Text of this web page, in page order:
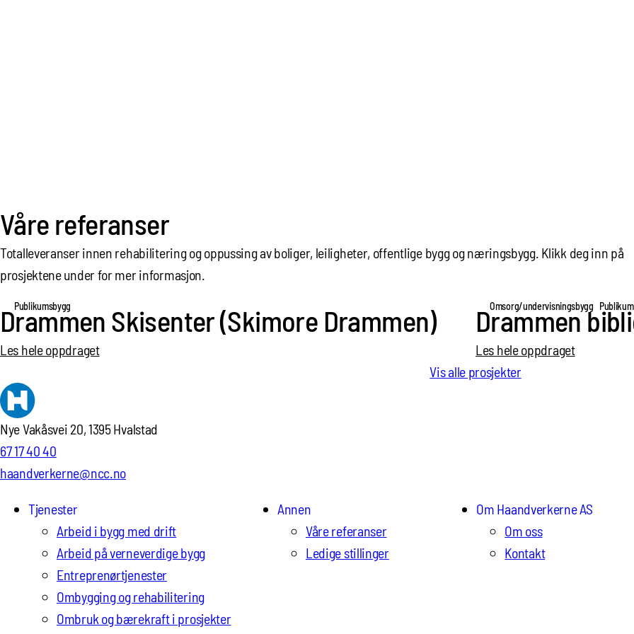
Våre referanser
Totalleveranser innen rehabilitering og oppussing av boliger, leiligheter, offentlige bygg og næringsbygg. Klikk deg inn på
prosjektene under for mer informasjon.
Drammen Skisenter (Skimore Drammen)
Publikumsbygg
Les hele oppdraget
Drammen
Omsorg/undervisningsbygg
Les hele oppdraget
Vis alle prosjekter
Nye Vakåsvei 20, 1395 Hvalstad
67 17 40 40
haandverkerne@ncc.no
Tjenester
Arbeid i bygg med drift
Arbeid på verneverdige bygg
Entreprenørtjenester
Ombygging og rehabilitering
Ombruk og bærekraft i prosjekter
Annen
Våre referanser
Ledige stillinger
Om Haandverkerne AS
Om oss
Kontakt